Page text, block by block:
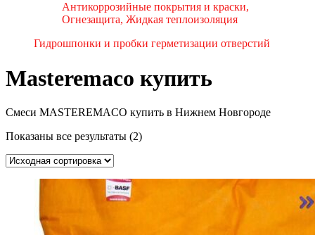
Антикоррозийные покрытия и краски,
Огнезащита, Жидкая теплоизоляция
Гидрошпонки и пробки герметизации отверстий
Masteremaco купить
Смеси MASTEREMACO купить в Нижнем Новгороде
Показаны все результаты (2)